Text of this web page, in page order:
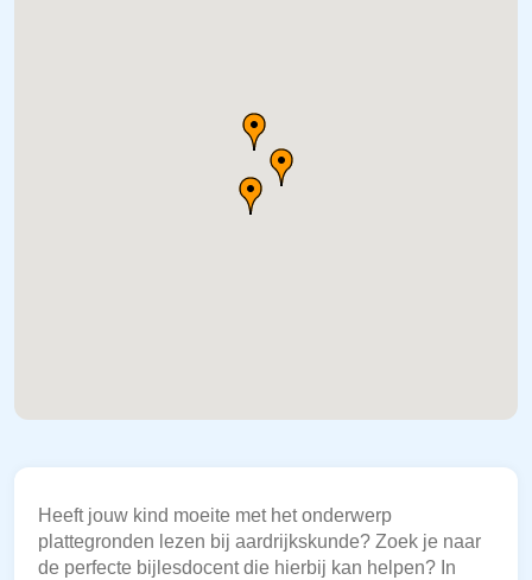
Heeft jouw kind moeite met het onderwerp
plattegronden lezen bij aardrijkskunde? Zoek je naar
de perfecte bijlesdocent die hierbij kan helpen? In